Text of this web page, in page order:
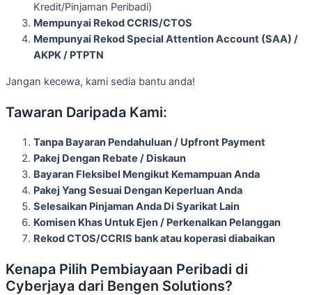
Kredit/Pinjaman Peribadi)
Mempunyai Rekod CCRIS/CTOS
Mempunyai Rekod Special Attention Account (SAA) /
AKPK / PTPTN
Jangan kecewa, kami sedia bantu anda!
Tawaran Daripada Kami:
Tanpa Bayaran Pendahuluan / Upfront Payment
Pakej Dengan Rebate / Diskaun
Bayaran Fleksibel Mengikut Kemampuan Anda
Pakej Yang Sesuai Dengan Keperluan Anda
Selesaikan Pinjaman Anda Di Syarikat Lain
Komisen Khas Untuk Ejen / Perkenalkan Pelanggan
Rekod CTOS/CCRIS bank atau koperasi diabaikan
Kenapa Pilih Pembiayaan Peribadi di
Cyberjaya dari Bengen Solutions?